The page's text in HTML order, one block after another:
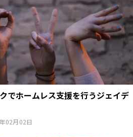
でホームレス支援を行うジェイデ
02月02日